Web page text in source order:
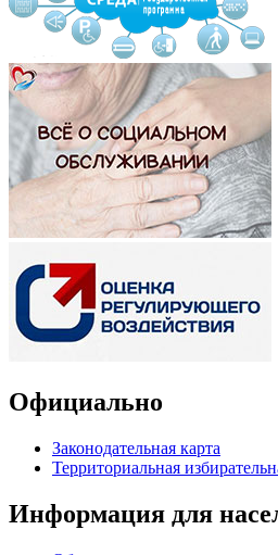
Официально
Законодательная карта
Территориальная
Информация для